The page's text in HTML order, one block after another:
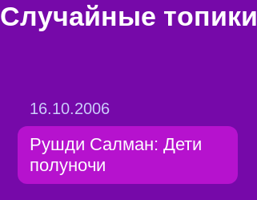
Случайные топики
16.10.2006
Рушди Салман: Дети
полуночи